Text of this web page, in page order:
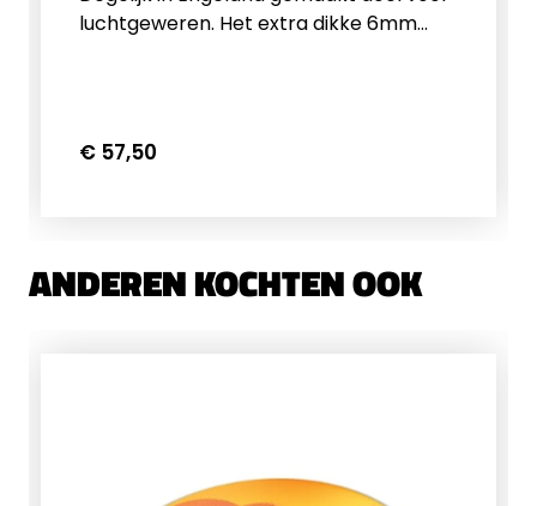
luchtgeweren. Het extra dikke 6mm
de zwaardere persluchtbuksen. Dit
setje wordt ongemonteerd geleverd en
€ 57,50
ANDEREN KOCHTEN OOK